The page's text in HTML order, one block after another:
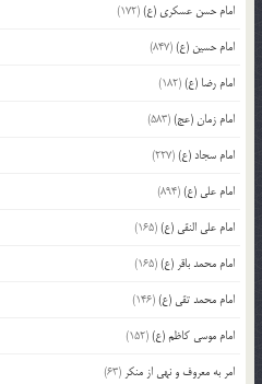
امام حسن عسکری (ع)(172)
امام حسین (ع)(847)
امام رضا (ع)(182)
امام زمان (عج)(583)
امام سجاد (ع)(227)
امام علی (ع)(894)
امام علی النقی (ع)(165)
امام محمد باقر (ع)(165)
امام محمد تقی (ع)(146)
امام موسی کاظم (ع)(152)
امر به معروف و نهی از منکر (63)